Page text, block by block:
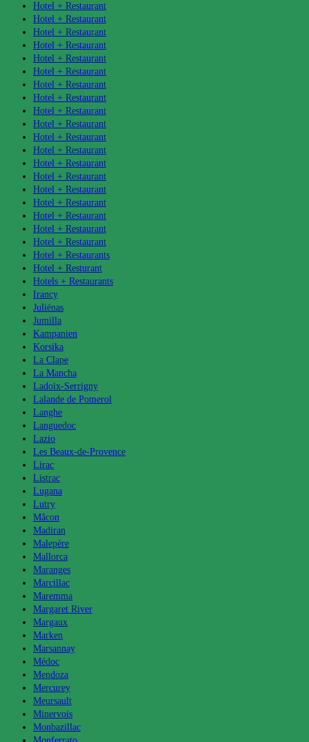
Hotel + Restaurant
Hotel + Restaurant
Hotel + Restaurant
Hotel + Restaurant
Hotel + Restaurant
Hotel + Restaurant
Hotel + Restaurant
Hotel + Restaurant
Hotel + Restaurant
Hotel + Restaurant
Hotel + Restaurant
Hotel + Restaurant
Hotel + Restaurant
Hotel + Restaurant
Hotel + Restaurant
Hotel + Restaurant
Hotel + Restaurant
Hotel + Restaurant
Hotel + Restaurant
Hotel + Restaurants
Hotel + Resturant
Hotels + Restaurants
Irancy
Juliénas
Jumilla
Kampanien
Korsika
La Clape
La Mancha
Ladoix-Serrigny
Lalande de Pomerol
Langhe
Languedoc
Lazio
Les Beaux-de-Provence
Lirac
Listrac
Lugana
Lutry
Mâcon
Madiran
Malepère
Mallorca
Maranges
Marcillac
Maremma
Margaret River
Margaux
Marken
Marsannay
Médoc
Mendoza
Mercurey
Meursault
Minervois
Monbazillac